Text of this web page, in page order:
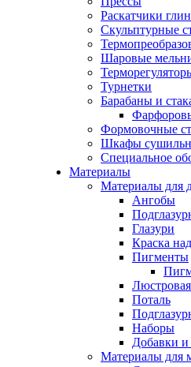
Раскатчики
Скульптурные
Шаровые
Турнетки
Барабаны и
Формовочные
Шкафы
Специальное
Материалы
Материалы для
Ангобы
Глазури
Краска
Пигменты
Поталь
Наборы
Добавки и
Материалы для